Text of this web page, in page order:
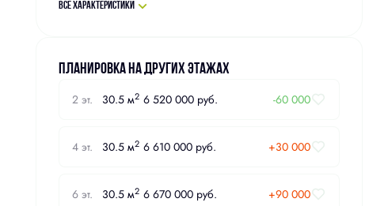
Все характеристики
Планировка на других этажах
2 эт.
30.5 м2 6 520 000 руб. -60 000
4 эт. 30.5 м2 6 610 000 руб. +30 000
6 эт. 30.5 м2 6 670 000 руб. +90 000